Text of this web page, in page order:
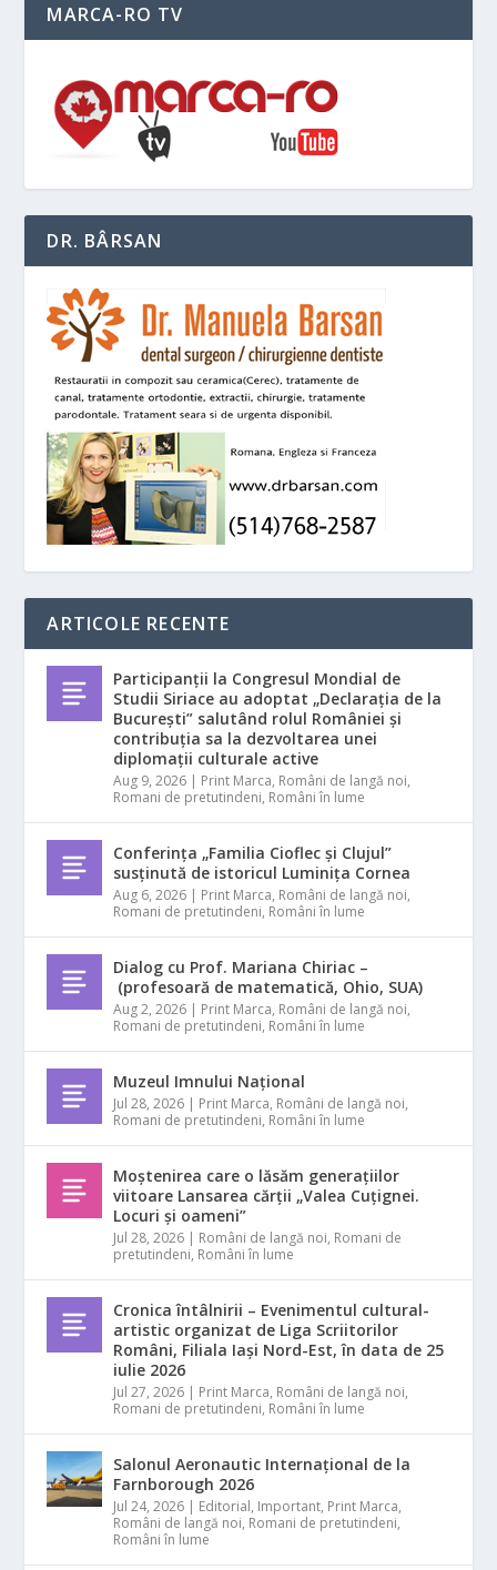
MARCA-RO TV
DR. BÂRSAN
ARTICOLE RECENTE
Participanții la Congresul Mondial de
Studii Siriace au adoptat „Declarația de la
București” salutând rolul României și
contribuția sa la dezvoltarea unei
diplomații culturale active
Aug 9, 2026 | Print Marca, Români de langă noi,
Romani de pretutindeni, Români în lume
Conferința „Familia Cioflec și Clujul”
susținută de istoricul Luminița Cornea
Aug 6, 2026 | Print Marca, Români de langă noi,
Romani de pretutindeni, Români în lume
Dialog cu Prof. Mariana Chiriac –
(profesoară de matematică, Ohio, SUA)
Aug 2, 2026 | Print Marca, Români de langă noi,
Romani de pretutindeni, Români în lume
Muzeul Imnului Național
Jul 28, 2026 | Print Marca, Români de langă noi,
Romani de pretutindeni, Români în lume
Moștenirea care o lăsăm generațiilor
viitoare Lansarea cărții „Valea Cuțignei.
Locuri și oameni”
Jul 28, 2026 | Români de langă noi, Romani de
pretutindeni, Români în lume
Cronica întâlnirii – Evenimentul cultural-
artistic organizat de Liga Scriitorilor
Români, Filiala Iași Nord-Est, în data de 25
iulie 2026
Jul 27, 2026 | Print Marca, Români de langă noi,
Romani de pretutindeni, Români în lume
Salonul Aeronautic Internațional de la
Farnborough 2026
Jul 24, 2026 | Editorial, Important, Print Marca,
Români de langă noi, Romani de pretutindeni,
Români în lume